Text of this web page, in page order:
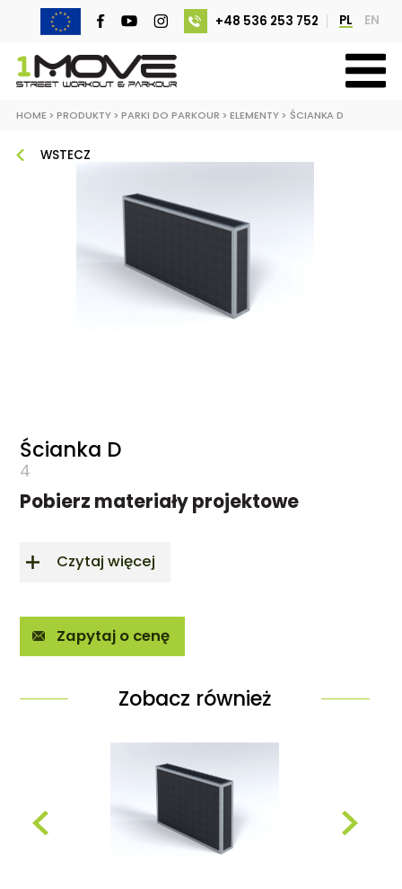
+48 536 253 752 PL EN
HOME > PRODUKTY> PARKI DO PARKOUR > ELEMENTY> ŚCIANKA D
WSTECZ
Ścianka D
4
Pobierz materiały projektowe
Czytaj więcej
Zapytaj o cenę
Zobacz również